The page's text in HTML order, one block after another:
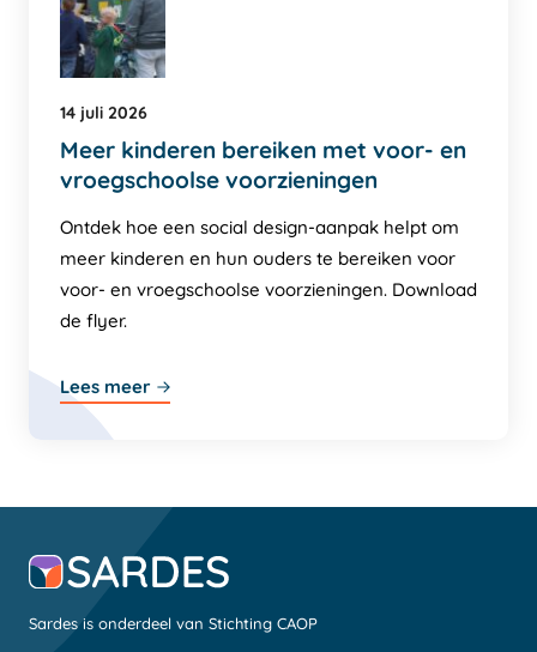
14 juli 2026
Meer kinderen bereiken met voor- en
vroegschoolse voorzieningen
Ontdek hoe een social design-aanpak helpt om
meer kinderen en hun ouders te bereiken voor
voor- en vroegschoolse voorzieningen. Download
de flyer.
Lees meer
Sardes is onderdeel van Stichting CAOP